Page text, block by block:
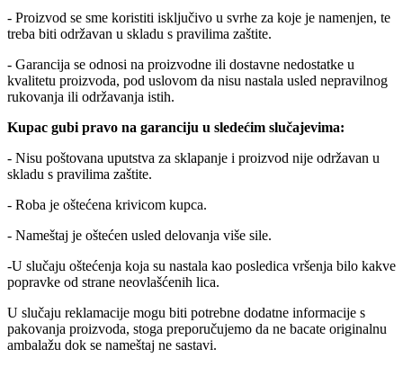
- Proizvod se sme koristiti isključivo u svrhe za koje je namenjen, te
treba biti održavan u skladu s pravilima zaštite.
- Garancija se odnosi na proizvodne ili dostavne nedostatke u
kvalitetu proizvoda, pod uslovom da nisu nastala usled nepravilnog
rukovanja ili održavanja istih.
Kupac gubi pravo na garanciju u sledećim slučajevima:
- Nisu poštovana uputstva za sklapanje i proizvod nije održavan u
skladu s pravilima zaštite.
- Roba je oštećena krivicom kupca.
- Nameštaj je oštećen usled delovanja više sile.
-U slučaju oštećenja koja su nastala kao posledica vršenja bilo kakve
popravke od strane neovlašćenih lica.
U slučaju reklamacije mogu biti potrebne dodatne informacije s
pakovanja proizvoda, stoga preporučujemo da ne bacate originalnu
ambalažu dok se nameštaj ne sastavi.